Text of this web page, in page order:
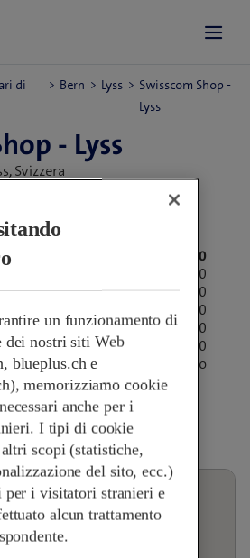
di
Bern Lyss
Swisscom Shop -
Lyss
- Lyss
Svizzera
09:00
13:30-18:30
13:30-18:30
09:00-12:30
13:30-18:30
13:30-18:30
09:00-12:30
13:30-18:30
09:00-16:00
Chiuso
un funzionamento di
dei nostri siti Web
blueplus.ch e
memorizziamo cookie
anche per i
I tipi di cookie
scopi (statistiche,
del sito, ecc.)
per i visitatori stranieri e
alcun trattamento